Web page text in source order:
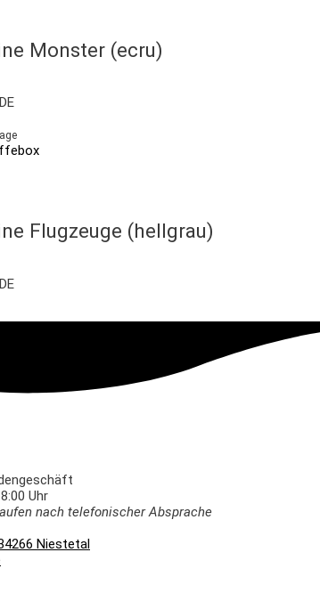
Monster (ecru)
Flugzeuge (hellgrau)
Uhr
nach telefonischer Absprache
Niestetal